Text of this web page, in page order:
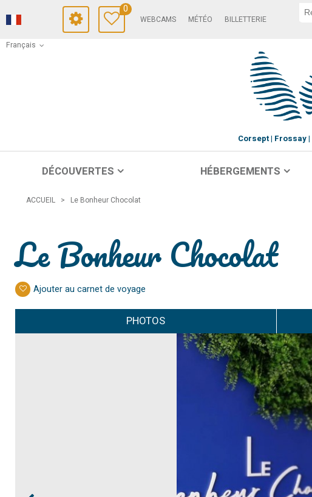
Français
0
WEBCAMS MÉTÉO BILLETTERIE
Corsept Frossay
DÉCOUVERTES HÉBERGEMENTS
ACCUEIL > Le Bonheur Chocolat
Le Bonheur Chocolat
Ajouter au carnet de voyage
PHOTOS